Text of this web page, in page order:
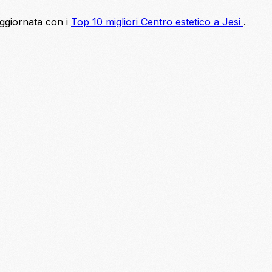
con i Top 10 migliori Centro estetico a Jesi .